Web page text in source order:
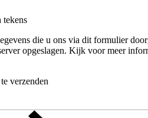
tekens
die u ons via dit formulier
opgeslagen. Kijk voor meer
verzenden